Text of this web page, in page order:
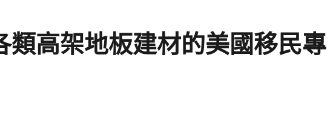
類高架地板建材的美國移民專